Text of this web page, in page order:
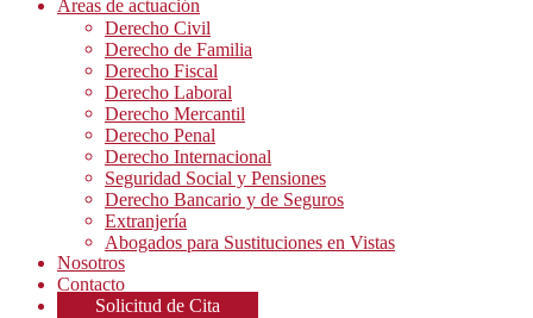
Áreas de actuación
Derecho Civil
Derecho de Familia
Derecho Fiscal
Derecho Laboral
Derecho Mercantil
Derecho Penal
Derecho Internacional
Seguridad Social y Pensiones
Derecho Bancario y de Seguros
Extranjería
Abogados para Sustituciones en Vistas
Nosotros
Contacto
Solicitud de Cita